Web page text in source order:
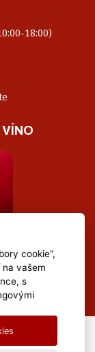
18:00)
by
cookie",
vašem
s